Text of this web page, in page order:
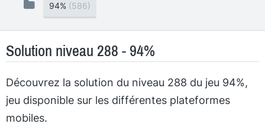
94% (586)
Solution niveau 288 - 94%
Découvrez la solution du niveau 288 du jeu 94%,
jeu disponible sur les différentes plateformes
mobiles.